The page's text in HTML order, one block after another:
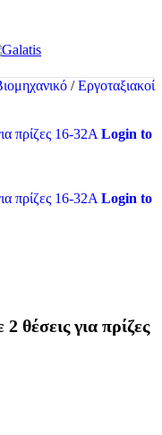
/ Εργοταξιακοί
πρίζες 16-32A Login to
πρίζες 16-32A Login to
θέσεις για πρίζες